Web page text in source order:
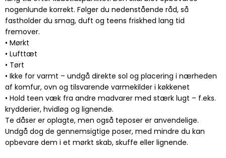
nogenlunde korrekt. Følger du nedenstående råd, så
fastholder du smag, duft og teens friskhed lang tid
fremover.
• Mørkt
• Lufttæt
• Tørt
• Ikke for varmt – undgå direkte sol og placering i nærheden
af komfur, ovn og tilsvarende varmekilder i køkkenet
• Hold teen væk fra andre madvarer med stærk lugt – f.eks.
krydderier, hvidløg og lignende.
Te dåser er oplagte, men også teposer er anvendelige.
Undgå dog de gennemsigtige poser, med mindre du kan
opbevare dem i et mørkt skab, skuffe eller lignende.